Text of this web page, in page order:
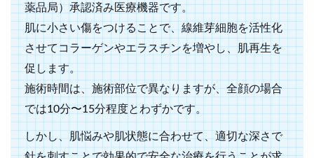
薬品局）承認済み医療機器です。
肌に小さい傷をつけることで、線維芽細胞を活性化
させてコラーゲンやエラスチンを増やし、肌再生を
促します。
施術時間は、施術部位で異なりますが、全顔の場合
では10分〜15分程度とわずかです。
しかし、肌悩みや肌状態に合わせて、適切な深さで